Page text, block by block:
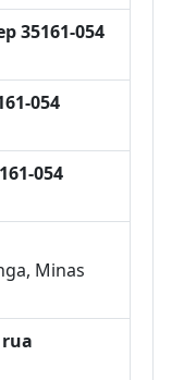
35161-054
054
054
Minas
rua